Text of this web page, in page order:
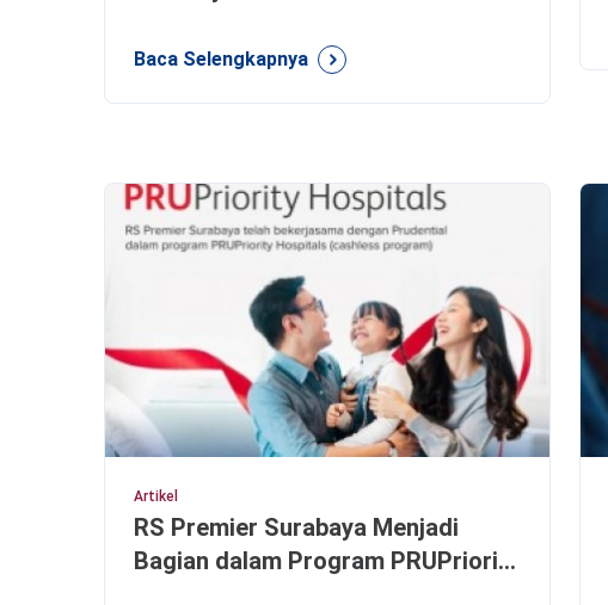
Baca Selengkapnya
Artikel
RS Premier Surabaya Menjadi
Bagian dalam Program PRUPriority